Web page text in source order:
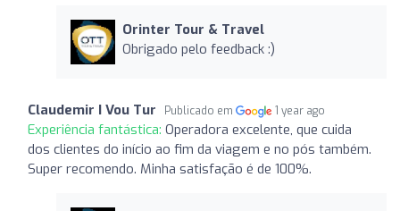
Orinter Tour & Travel
Obrigado pelo feedback :)
Claudemir I Vou Tur Publicado em 1 year ago
Experiência fantástica: Operadora excelente, que cuida
dos clientes do início ao fim da viagem e no pós também.
Super recomendo. Minha satisfação é de 100%.